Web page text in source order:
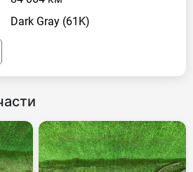
Dark Gray (61K)